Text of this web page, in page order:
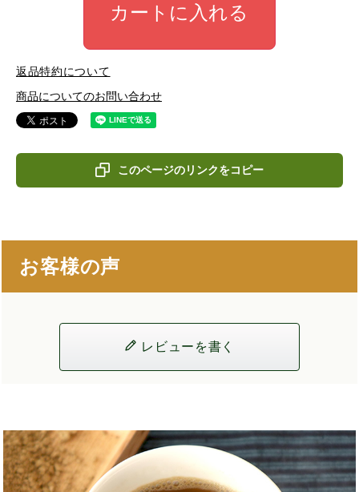
カートに入れる
返品特約について
商品についてのお問い合わせ
このページのリンクをコピー
お客様の声
レビューを書く